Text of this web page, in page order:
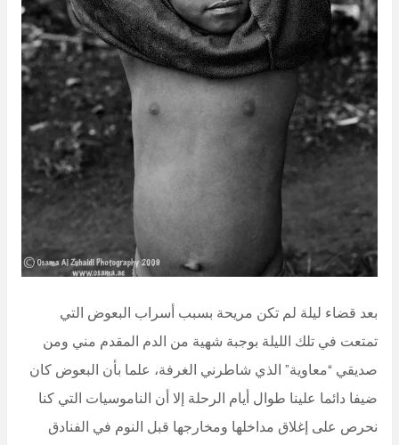
بعد قضاء ليلة لم تكن مريحة بسبب أسراب البعوض التي
تمتعت في تلك الليلة بوجبة شهية من الدم المقدم مني ومن
صديقي “معاوية” الذي شاطرني الغرفة، علما بأن البعوض كان
ضيفا دائما علينا طوال أيام الرحلة إلا أن الناموسيات التي كنا
نحرص على إغلاق مداخلها ومخارجها قبل النوم في الفنادق